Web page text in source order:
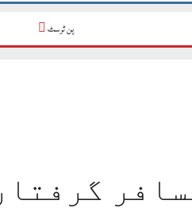
پن ٹرسٹ
گرفتار